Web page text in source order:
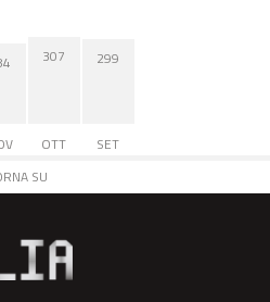
307
OTT
299
SET
SU